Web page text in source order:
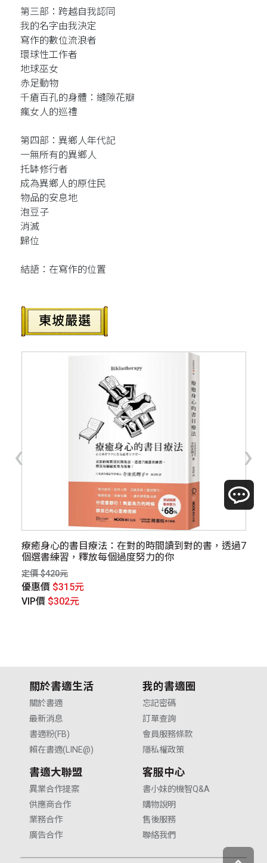
第三部：跨越自我認同
我的名字由我決定
寫作的數位流浪者
環球性工作者
地球巫女
赤足動物
千瘡百孔的身體：縫隙花瓣
瘋女人的巡禮
第四部：異鄉人年代記
一無所有的異鄉人
托缽修行者
成為異鄉人的原住民
物品的安息地
泡豆子
消滅
歸位
結語：在寫作的位置
療癒身心的書目療法：在對的時間讀到對的書，透過7
個選書練習，釋放每個過度努力的你
定價 $420元
優惠價 $315元
VIP價 $302元
‹ ›
關於書適生活
關於書適
最新消息
書適粉(FB)
賴在書適(LINE@)
我的書適圈
忘記密碼
訂單查詢
會員服務條款
隱私權政策
書適大聯盟
異業合作提案
供應商合作
業務合作
廣告合作
客服中心
書小妹的機智Q&A
購物說明
售後服務
聯絡我們